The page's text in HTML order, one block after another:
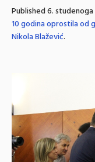
Published6. studenoga
10 godina oprostila od
Nikola Blažević.